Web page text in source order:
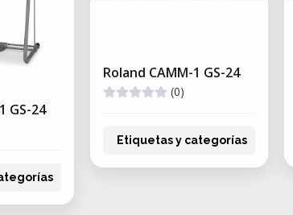
GS-24
Roland CAMM-1 GS-24
(0)
Etiquetas y categorías